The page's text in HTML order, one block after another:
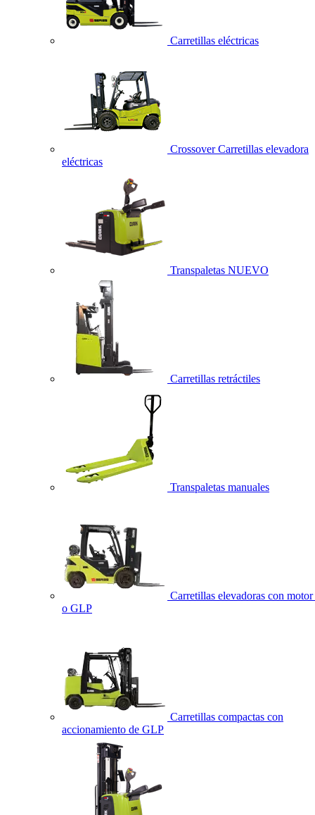
Carretillas eléctricas
Crossover Carretillas elevadora
eléctricas
Transpaletas NUEVO
Carretillas retráctiles
Transpaletas manuales
Carretillas elevadoras con motor
o GLP
Carretillas compactas con
accionamiento de GLP